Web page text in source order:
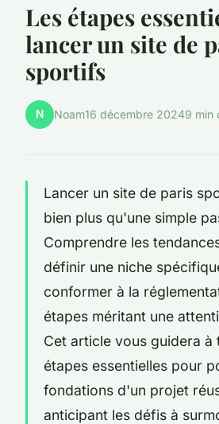
Les étapes
lancer un site de
sportifs
N Noam16 décembre 20249 min
Lancer un site de paris
bien plus qu'une simple
Comprendre les
définir une niche
conformer à la
étapes méritant une
Cet article vous guidera à
étapes essentielles pour
fondations d'un projet
anticipant les défis à